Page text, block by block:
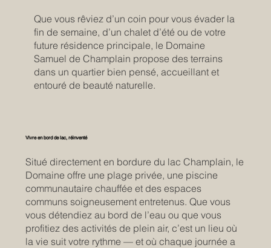
Que vous rêviez d’un coin pour vous évader la
fin de semaine, d’un chalet d’été ou de votre
future résidence principale, le Domaine
Samuel de Champlain propose des terrains
dans un quartier bien pensé, accueillant et
entouré de beauté naturelle.
Vivre en bord de lac, réinventé
Situé directement en bordure du lac Champlain, le
Domaine offre une plage privée, une piscine
communautaire chauffée et des espaces
communs soigneusement entretenus. Que vous
vous détendiez au bord de l’eau ou que vous
profitiez des activités de plein air, c’est un lieu où
la vie suit votre rythme — et où chaque journée a